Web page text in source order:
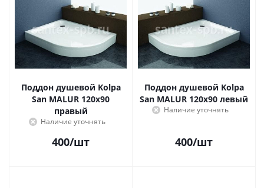
Поддон душевой Kolpa
San MALUR 120х90
правый
Наличие уточнять
400/шт
Поддон душевой Kolpa
San MALUR 120х90 левый
Наличие уточнять
400/шт